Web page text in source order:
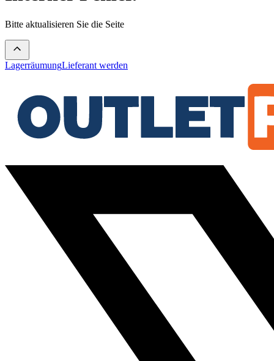
Bitte aktualisieren Sie die Seite
LagerräumungLieferant werden